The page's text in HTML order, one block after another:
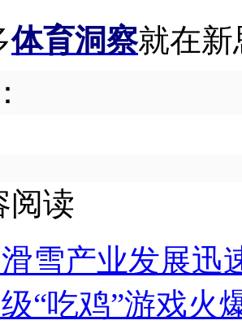
体育洞察就在新
阅读
雪产业发展迅
“吃鸡”游戏火